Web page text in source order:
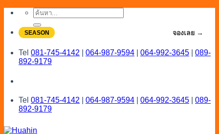
Skip
content
ค้นหา:
SEASON จองเลย →
Tel 081-745-4142 064-987-9594 064-992-3645
089-
892-9179
Tel 081-745-4142 064-987-9594 064-992-3645
089-
892-9179